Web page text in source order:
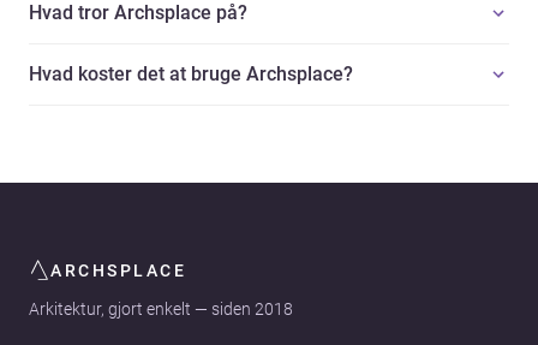
Hvad tror Archsplace på?
Hvad koster det at bruge Archsplace?
ARCHSPLACE
Arkitektur, gjort enkelt — siden 2018